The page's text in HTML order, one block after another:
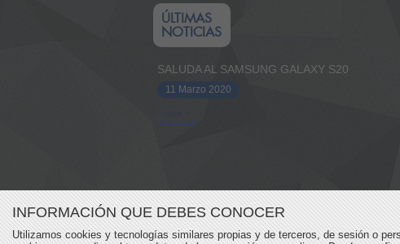
ÚLTIMAS
NOTICIAS
SALUDA AL SAMSUNG GALAXY S20
11 Marzo 2020
INFORMACIÓN QUE DEBES CONOCER
Utilizamos cookies y tecnologías similares propias y de terceros, de sesión o